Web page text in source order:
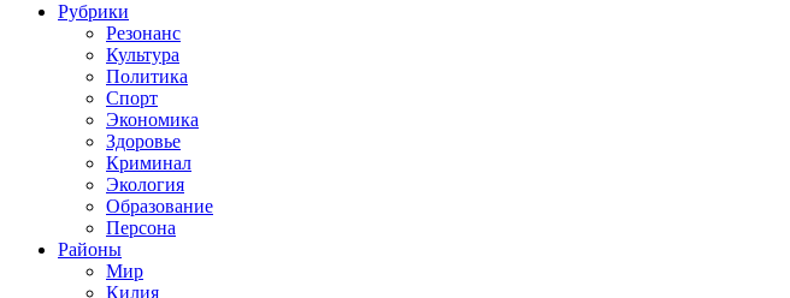
Рубрики
Резонанс
Культура
Политика
Спорт
Экономика
Здоровье
Криминал
Экология
Образование
Персона
Районы
Мир
Килия